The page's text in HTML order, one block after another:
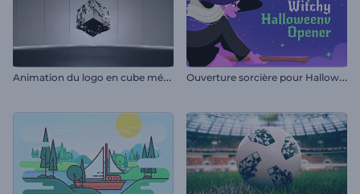
A
nimation du logo en cube métallique O
uverture sorcière pour Halloween